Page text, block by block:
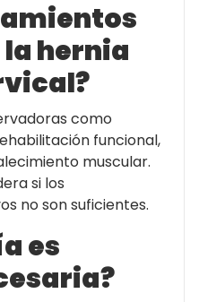
hernia
como
funcional,
muscular.
si los
no son suficientes.
es